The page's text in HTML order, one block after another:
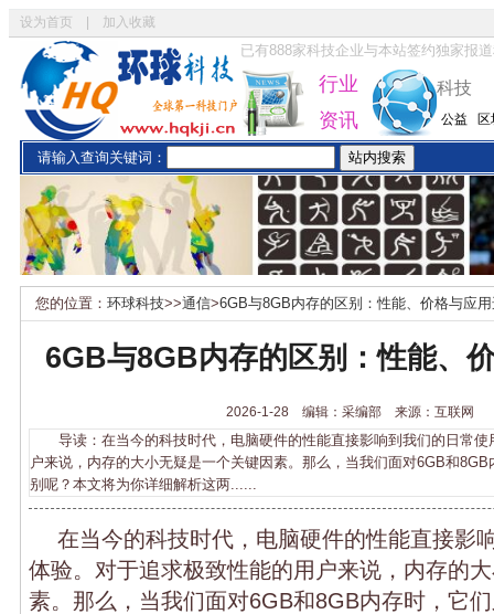
设为首页 加入收藏
已有888家科技企业与本站签约独家报
行业
资讯
科技
公益
请输入查询关键词：
您的位置： 环球科技>>通信>6GB与8GB内存的区别：性能、价格与应
6GB与8GB内存的区别：性能、
2026-1-28 编辑：采编部 来源：互联网
导读：在当今的科技时代，电脑硬件的性能直接影响到我们的日常使
户来说，内存的大小无疑是一个关键因素。那么，当我们面对6GB和
别呢？本文将为你详细解析这两......
在当今的科技时代，电脑硬件的性能直接影
体验。对于追求极致性能的用户来说，内存的
素。那么，当我们面对6GB和8GB内存时，它